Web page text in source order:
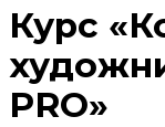
Курс
PRO»